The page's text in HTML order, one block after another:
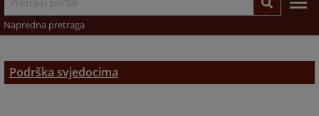
Napredna pretraga
Podrška svjedocima